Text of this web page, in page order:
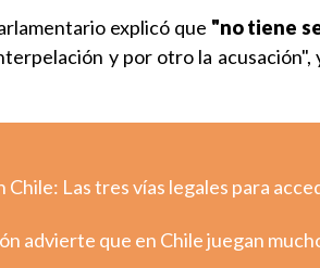
explicó que "no tiene
y por otro la acusación",
Chile: Las tres vías legales para
advierte que en Chile juegan